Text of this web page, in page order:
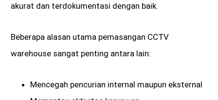
akurat dan terdokumentasi dengan baik.
Beberapa alasan utama pemasangan CCTV
warehouse sangat penting antara lain:
Mencegah pencurian internal maupun eksternal